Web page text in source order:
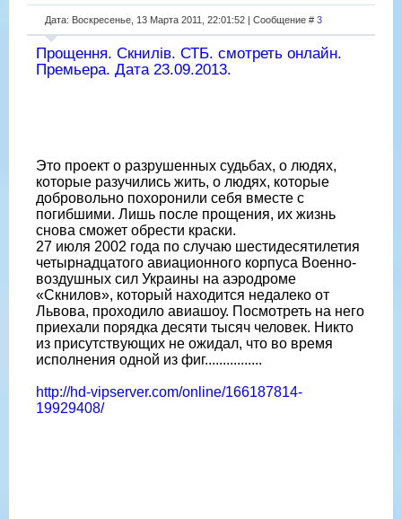
Дата: Воскресенье, 13 Марта 2011, 22:01:52 | Сообщение # 3
Прощення. Скнилів. СТБ. смотреть онлайн.
Премьера. Дата 23.09.2013.
Это проект о разрушенных судьбах, о людях,
которые разучились жить, о людях, которые
добровольно похоронили себя вместе с
погибшими. Лишь после прощения, их жизнь
снова сможет обрести краски.
27 июля 2002 года по случаю шестидесятилетия
четырнадцатого авиационного корпуса Военно-
воздушных сил Украины на аэродроме
«Скнилов», который находится недалеко от
Львова, проходило авиашоу. Посмотреть на него
приехали порядка десяти тысяч человек. Никто
из присутствующих не ожидал, что во время
исполнения одной из фиг................
http://hd-vipserver.com/online/166187814-
19929408/